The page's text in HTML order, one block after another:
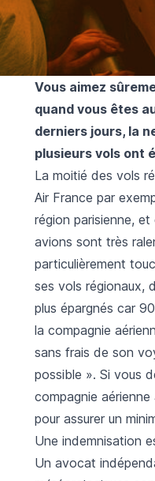
Vous aimez
quand vous êtes
derniers jours, la
plusieurs vols ont
La moitié des vols
Air France par
région parisienne,
avions sont très
particulièrement
ses vols régionaux,
plus épargnés car
la compagnie
sans frais de son
possible ». Si vous
compagnie
pour assurer un
Une indemnisation
Un avocat